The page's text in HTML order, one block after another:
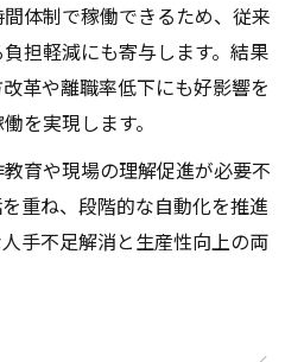
体制で稼働できるため、従来
担軽減にも寄与します。結果
革や離職率低下にも好影響を
を実現します。
育や現場の理解促進が必要不
重ね、段階的な自動化を推進
手不足解消と生産性向上の両